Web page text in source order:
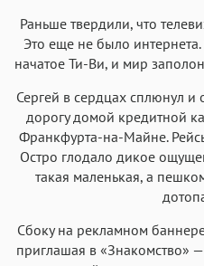
Раньше твердили, что
Это еще не было
начатое Ти-Ви, и мир
Сергей в сердцах сплюнул
дорогу домой кредитной
Франкфурта-на-Майне.
Остро глодало дикое
такая маленькая, а
Сбоку на рекламном
приглашая в «Знакомство»